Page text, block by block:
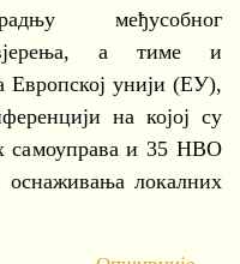
међусобног
а тиме и
Европској унији (ЕУ),
на којој су
самоуправа и 35 НВО
оснаживања локалних